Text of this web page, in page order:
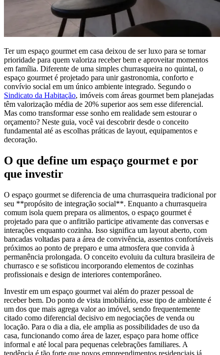
Ter um espaço gourmet em casa deixou de ser luxo para se tornar
prioridade para quem valoriza receber bem e aproveitar momentos
em família. Diferente de uma simples churrasqueira no quintal, o
espaço gourmet é projetado para unir gastronomia, conforto e
convívio social em um único ambiente integrado. Segundo o
Sindicato da Habitação, imóveis com áreas gourmet bem planejadas
têm valorização média de 20% superior aos sem esse diferencial.
Mas como transformar esse sonho em realidade sem estourar o
orçamento? Neste guia, você vai descobrir desde o conceito
fundamental até as escolhas práticas de layout, equipamentos e
decoração.
O que define um espaço gourmet e por
que investir
O espaço gourmet se diferencia de uma churrasqueira tradicional por
seu **propósito de integração social**. Enquanto a churrasqueira
comum isola quem prepara os alimentos, o espaço gourmet é
projetado para que o anfitrião participe ativamente das conversas e
interações enquanto cozinha. Isso significa um layout aberto, com
bancadas voltadas para a área de convivência, assentos confortáveis
próximos ao ponto de preparo e uma atmosfera que convida à
permanência prolongada. O conceito evoluiu da cultura brasileira de
churrasco e se sofisticou incorporando elementos de cozinhas
profissionais e design de interiores contemporâneo.
Investir em um espaço gourmet vai além do prazer pessoal de
receber bem. Do ponto de vista imobiliário, esse tipo de ambiente é
um dos que mais agrega valor ao imóvel, sendo frequentemente
citado como diferencial decisivo em negociações de venda ou
locação. Para o dia a dia, ele amplia as possibilidades de uso da
casa, funcionando como área de lazer, espaço para home office
informal e até local para pequenas celebrações familiares. A
tendência é tão forte que novos empreendimentos residenciais já